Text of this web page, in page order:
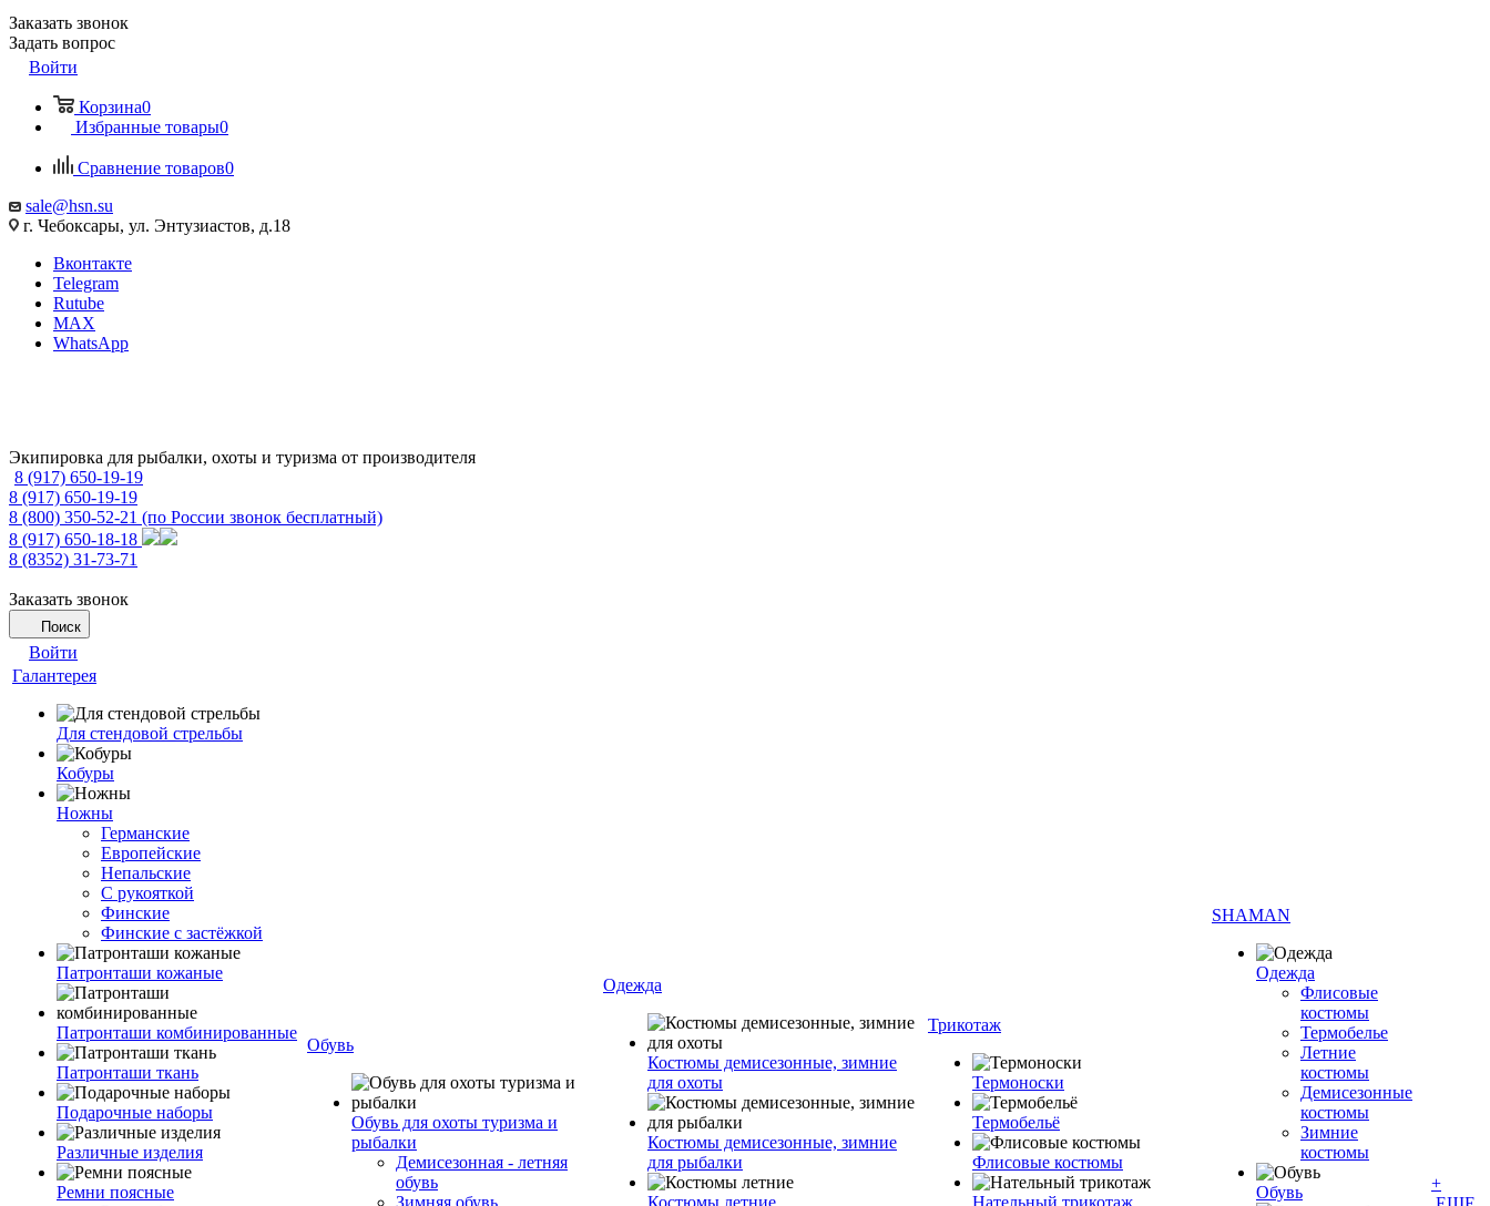
Заказать звонок
Задать вопрос
Войти
Корзина0
Избранные товары0
Сравнение товаров0
sale@hsn.su
г. Чебоксары, ул. Энтузиастов, д.18
Вконтакте
Telegram
Rutube
MAX
WhatsApp
Экипировка для рыбалки, охоты и туризма от производителя
8 (917) 650-19-19
8 (917) 650-19-19
8 (800) 350-52-21 (по России звонок бесплатный)
8 (917) 650-18-18
8 (8352) 31-73-71
Заказать звонок
Поиск
Войти
Галантерея
Для стендовой стрельбы
Кобуры
Ножны
Германские
Европейские
Непальские
С рукояткой
Финские
Финские с застёжкой
Патронташи кожаные
Патронташи комбинированные
Патронташи ткань
Подарочные наборы
Различные изделия
Ремни поясные
Обувь
Обувь для охоты туризма и
рыбалки
Демисезонная - летняя
обувь
Зимняя обувь
Одежда
Костюмы демисезонные, зимние
для охоты
Костюмы демисезонные, зимние
для рыбалки
Костюмы летние
Трикотаж
Термоноски
Термобельё
Флисовые костюмы
Нательный трикотаж
SHAMAN
Одежда
Флисовые
костюмы
Термобелье
Летние
костюмы
Демисезонные
костюмы
Зимние
костюмы
Обувь
+